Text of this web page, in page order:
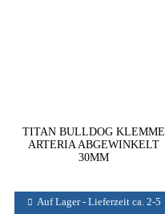
TITAN BULLDOG KLEMME
ARTERIA ABGEWINKELT
30MM
Auf Lager - Lieferzeit ca. 2-5